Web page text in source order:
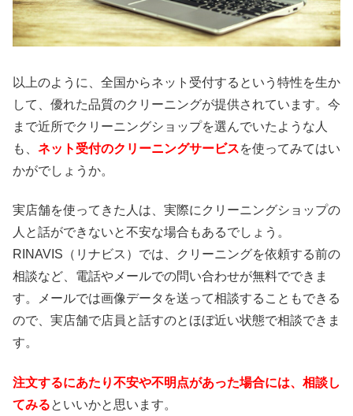
以上のように、全国からネット受付するという特性を生か
して、優れた品質のクリーニングが提供されています。今
まで近所でクリーニングショップを選んでいたような人
も、 ネット受付のクリーニングサービスを使ってみてはい
かがでしょうか。
実店舗を使ってきた人は、実際にクリーニングショップの
人と話ができないと不安な場合もあるでしょう。
RINAVIS（リナビス）では、クリーニングを依頼する前の
相談など、電話やメールでの問い合わせが無料でできま
す。メールでは画像データを送って相談することもできる
ので、実店舗で店員と話すのとほぼ近い状態で相談できま
す。
注文するにあたり不安や不明点があった場合には、相談し
てみるといいかと思います。